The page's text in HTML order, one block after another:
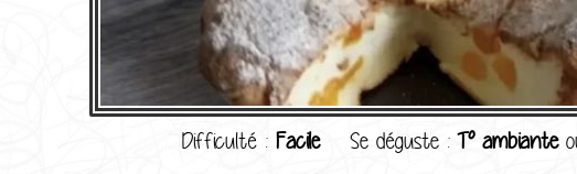
Difficulté : Facile Se déguste :T° ambiante